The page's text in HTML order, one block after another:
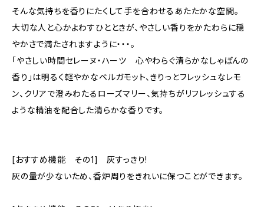
そんな気持ちを香りにたくして手を合わせるあたたかな空間。
大切な人と心かよわすひとときが、やさしい香りをかたわらに穏
やかさで満たされますように・・・。
「やさしい時間セレーヌ・ハーツ 心やわらぐ清らかなしゃぼんの
香り」は明るく軽やかなベルガモット、きりっとフレッシュなレモ
ン、クリアで澄みわたるローズマリー、気持ちがリフレッシュする
ような精油を配合した清らかな香りです。
[おすすめ機能 その1] 灰すっきり!
灰の量が少ないため、香炉周りをきれいに保つことができます。